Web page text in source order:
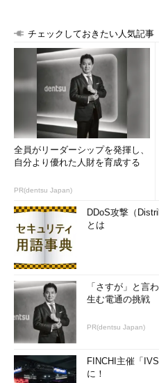
いいます。
プロジェクトをマネジメント
次に、プロジェクトマネジメ
ジメントするとは、具体的にど
ェクトを成功に導くには、プロ
やるべきこと（プロジェクト・
ル）、予算（コスト）という大
ト・スコープ、スケジュール、
約条件といいます。たとえ、高
大幅に超過して赤字になったり
プロジェクトは成功といえません
ですので、プロジェクトマネー
ル、テクニックなどを駆使して
を取りながらプロジェクトを進
PMBOKでは、そのために行うプ
44個のプロジェクトマネジメン
ます。プロジェクトマネジメン
で説明します。
チェックしておきたい人気記事
全員がリーダーシップを発揮し、
自分より優れた人財を育成する
PR(dentsu Japan)
DDoS攻撃（
とは
「さすが」と言
生む電通の挑戦
PR(dentsu Japan)
FINCHI主催「
に！